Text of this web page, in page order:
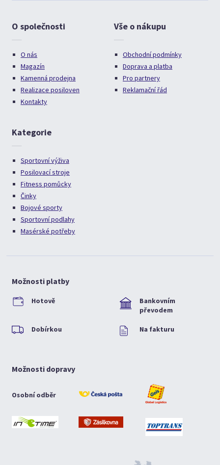
O společnosti
O nás
Magazín
Kamenná prodejna
Realizace posiloven
Kontakty
Vše o nákupu
Obchodní podmínky
Doprava a platba
Pro partnery
Reklamační řád
Kategorie
Sportovní výživa
Posilovací stroje
Fitness pomůcky
Činky
Bojové sporty
Sportovní podlahy
Masérské potřeby
Možnosti platby
Hotově
Bankovním
převodem
Dobírkou Na fakturu
Možnosti dopravy
Osobní odběr